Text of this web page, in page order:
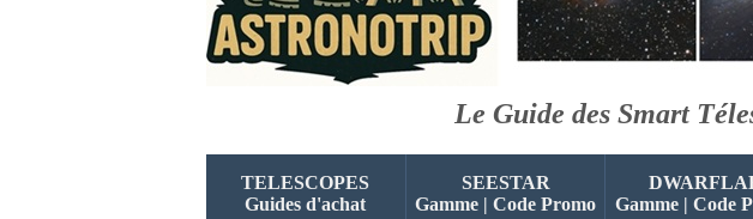
Le Guide des Smart
TELESCOPES
Guides d'achat
SEESTAR
Gamme | Code Promo
Gamme | Code